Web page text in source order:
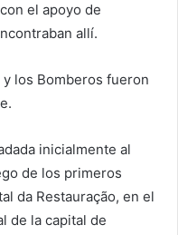
el apoyo de
allí.
los Bomberos fueron
inicialmente al
de los primeros
da Restauração, en el
de la capital de